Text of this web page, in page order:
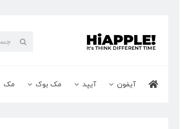
content
جستجو
آیفون آیپد مک بوک مک